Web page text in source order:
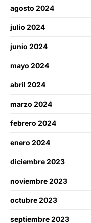
agosto 2024
julio 2024
junio 2024
mayo 2024
abril 2024
marzo 2024
febrero 2024
enero 2024
diciembre 2023
noviembre 2023
octubre 2023
septiembre 2023